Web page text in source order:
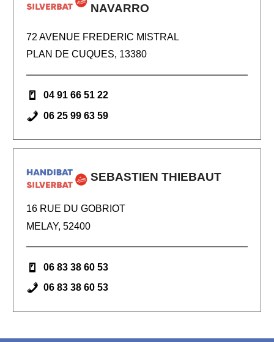
NAVARRO
72 AVENUE FREDERIC MISTRAL
PLAN DE CUQUES, 13380
04 91 66 51 22
06 25 99 63 59
SEBASTIEN THIEBAUT
16 RUE DU GOBRIOT
MELAY, 52400
06 83 38 60 53
06 83 38 60 53